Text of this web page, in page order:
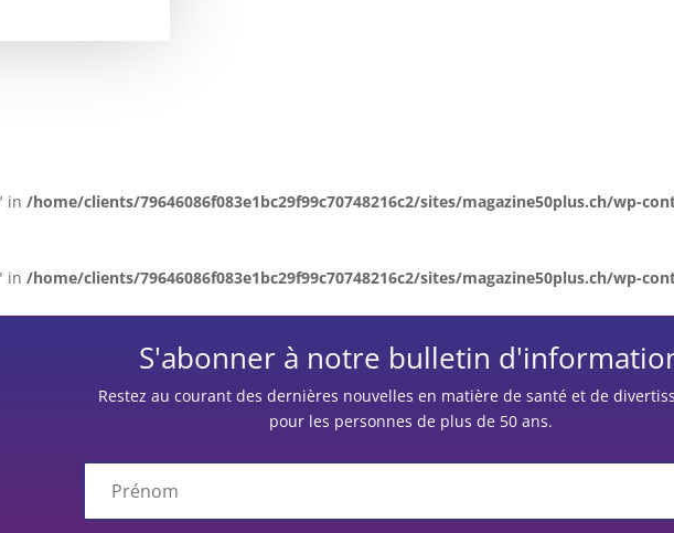
in /home/clients/79646086f083e1bc29f99c70748216c2/sites/magazine50plus.ch/wp-
in /home/clients/79646086f083e1bc29f99c70748216c2/sites/magazine50plus.ch/wp-
S'abonner à notre bulletin
Restez au courant des dernières nouvelles en matière de santé et de
pour les personnes de plus de 50 ans.